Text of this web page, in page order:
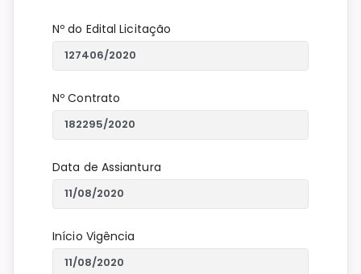
Nº do Edital Licitação
Nº Contrato
Data de Assiantura
Início Vigência